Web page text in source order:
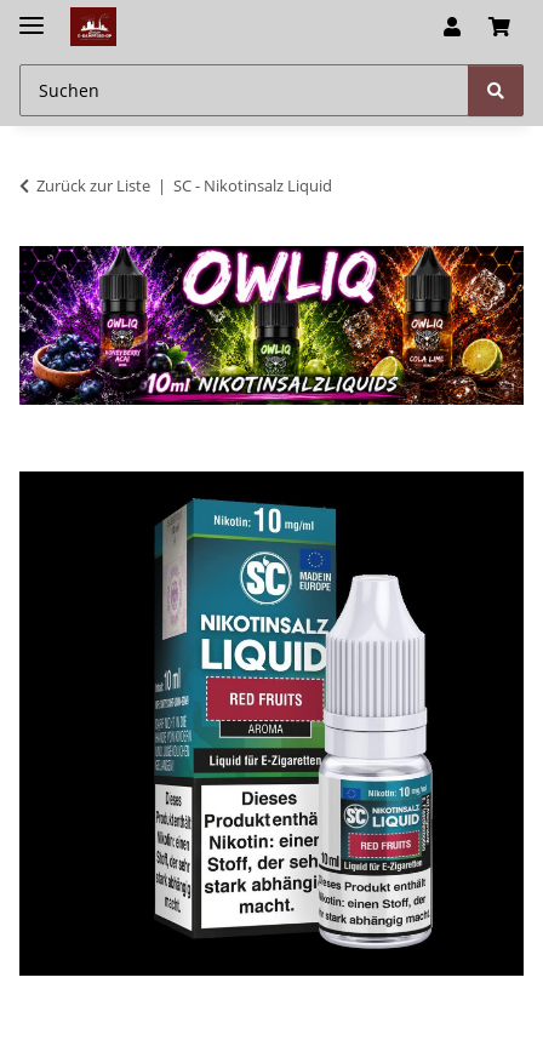
Zurück zur Liste SC - Nikotinsalz Liquid